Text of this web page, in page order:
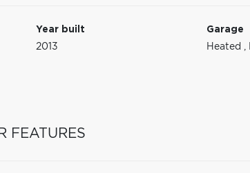
Year built
2013
Garage
Heated
FEATURES